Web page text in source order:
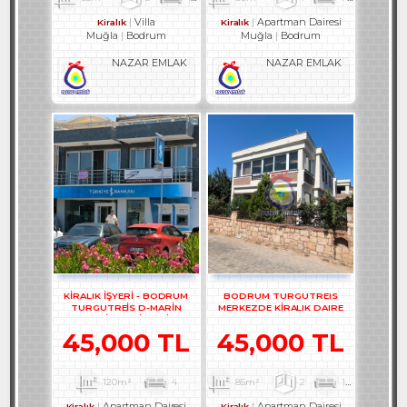
Kiralık
Villa
Muğla
Bodrum
NAZAR EMLAK
Kiralık
Apartman Dairesi
Muğla
Bodrum
NAZAR EMLAK
KİRALIK İŞYERİ - BODRUM
TURGUTREİS D-MARİN
45,000 TL
120m² 4
BODRUM TURGUTREIS
MERKEZDE KİRALIK DAIRE
45,000 TL
85m² 2 1